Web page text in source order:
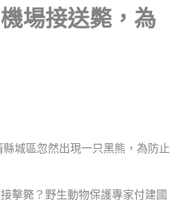
場接送斃，為
縣城區忽然出現一只黑熊，為防止
擊斃？野生動物保護專家付建國